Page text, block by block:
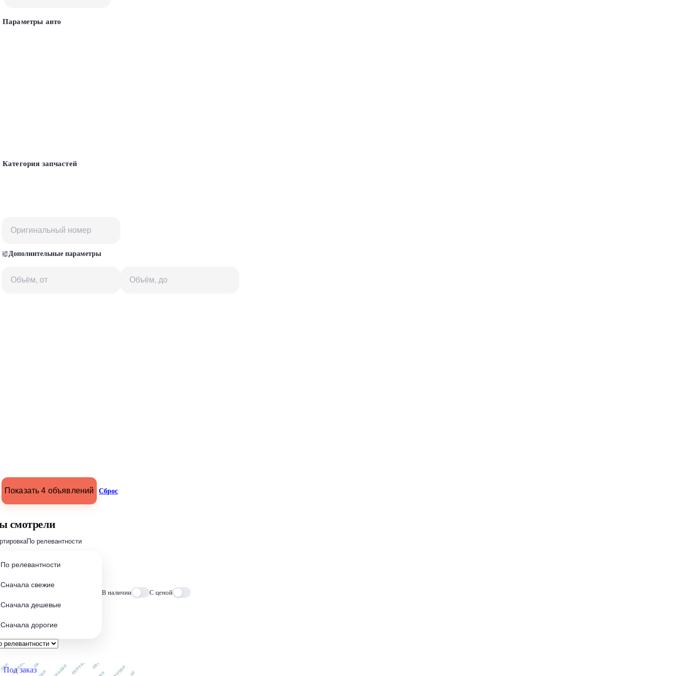
Параметры авто
Категория запчастей
Дополнительные параметры
Показать 4 объявлений Сброс
смотрели
По релевантности
По релевантности
Сначала свежие
Сначала дешевые
Сначала дорогие
В наличии С ценой
Под заказ